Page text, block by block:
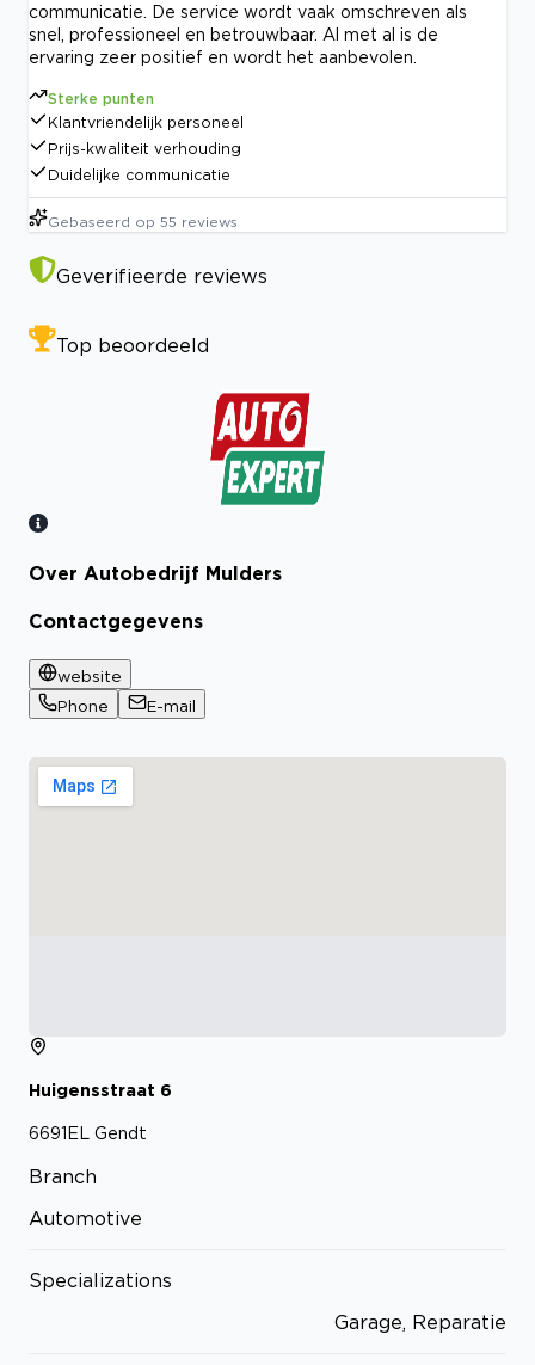
communicatie. De service wordt vaak omschreven als
snel, professioneel en betrouwbaar. Al met al is de
ervaring zeer positief en wordt het aanbevolen.
Sterke punten
Klantvriendelijk personeel
Prijs-kwaliteit verhouding
Duidelijke communicatie
Gebaseerd op 55 reviews
Geverifieerde reviews
Top beoordeeld
Bekijk certificaat
Over Autobedrijf Mulders
Contactgegevens
website
Phone
E-mail
Huigensstraat 6
6691EL Gendt
Branch
Automotive
Specializations
Garage, Reparatie